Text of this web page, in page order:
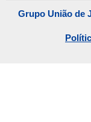
Grupo União de